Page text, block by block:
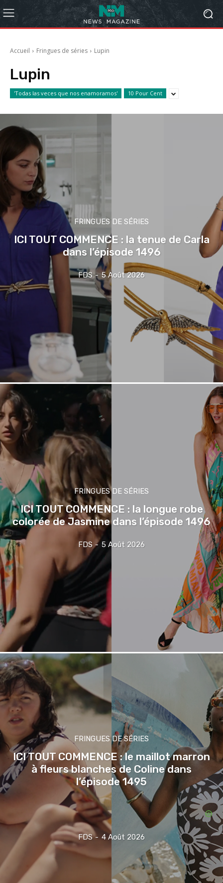
Accueil Fringues de séries Lupin
Lupin
'Todas las veces que nos enamoramos' 10 Pour Cent
FRINGUES DE SÉRIES
ICI TOUT COMMENCE : la tenue de Carla
dans l’épisode 1496
FDS - 5 Août 2026
FRINGUES DE SÉRIES
ICI TOUT COMMENCE : la longue robe
colorée de Jasmine dans l’épisode 1496
FDS - 5 Août 2026
FRINGUES DE SÉRIES
ICI TOUT COMMENCE : le maillot marron
à fleurs blanches de Coline dans
l’épisode 1495
FDS - 4 Août 2026